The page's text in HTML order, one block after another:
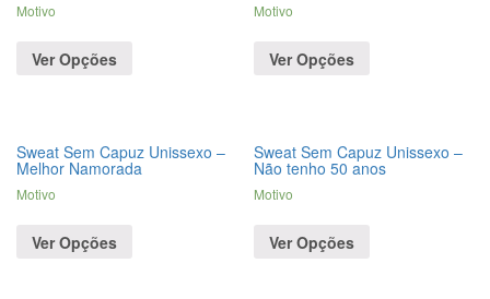
Motivo
Ver Opções
Motivo
Ver Opções
Sweat Sem Capuz Unissexo –
Melhor Namorada
Motivo
Ver Opções
Sweat Sem Capuz Unissexo –
Não tenho 50 anos
Motivo
Ver Opções